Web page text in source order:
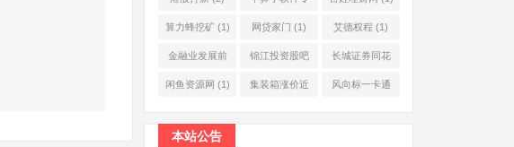
业版(1)
算力蜂挖矿(1) 网贷家门 (1) 艾德权程 (1)
金融业发展前
景(1)
锦江投资股吧
(1)
长城证券同花
顺(1)
闲鱼资源网 (1) 集装箱涨价近 风向标一卡通
本站公告